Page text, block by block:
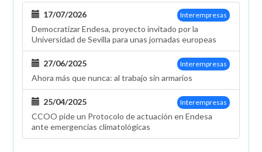
Interempresas
17/07/2026
Democratizar Endesa, proyecto invitado por la
Universidad de Sevilla para unas jornadas europeas
Interempresas
27/06/2025
Ahora más que nunca: al trabajo sin armarios
Interempresas
25/04/2025
CCOO pide un Protocolo de actuación en Endesa
ante emergencias climatológicas